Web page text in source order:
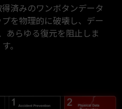
済みのワンボタンデータ
を物理的に破壊し、デー
あらゆる復元を阻止しま
す。